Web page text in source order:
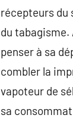
récepteurs du
du tabagisme.
penser à sa
combler la
vapoteur de
sa